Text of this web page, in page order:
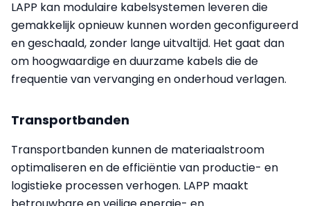
LAPP kan modulaire kabelsystemen leveren die
gemakkelijk opnieuw kunnen worden geconfigureerd
en geschaald, zonder lange uitvaltijd. Het gaat dan
om hoogwaardige en duurzame kabels die de
frequentie van vervanging en onderhoud verlagen.
Transportbanden
Transportbanden kunnen de materiaalstroom
optimaliseren en de efficiëntie van productie- en
logistieke processen verhogen. LAPP maakt